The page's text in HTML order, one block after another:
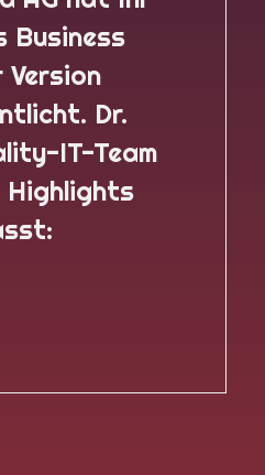
Business
Dr.
IT-Team